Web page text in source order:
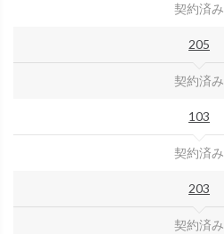
契約済み
205
契約済み
103
契約済み
203
契約済み